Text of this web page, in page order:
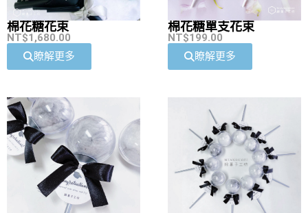
棉花糖花束
NT$1,680.00
瞭解更多
棉花糖單支花束
NT$199.00
瞭解更多